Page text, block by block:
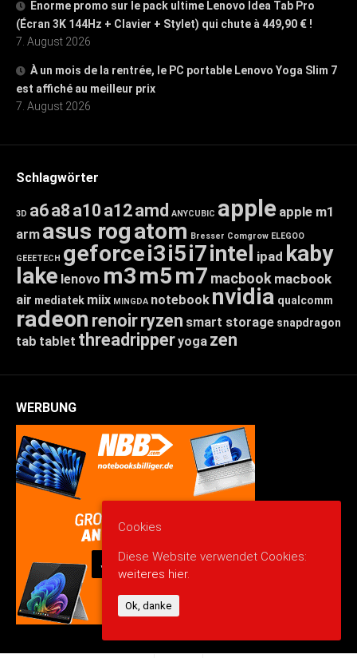
Enorme promo sur le pack ultime Lenovo Idea Tab Pro
(Écran 3K 144Hz + Clavier + Stylet) qui chute à 449,90 € !
7. August 2026
À un mois de la rentrée, le PC portable Lenovo Yoga Slim 7
est affiché au meilleur prix
7. August 2026
Schlagwörter
3D a6a8 a10 a12amd ANYCUBIC apple apple m1
arm asus rogatom Bresser Comgrow ELEGOO
GEEETECH geforcei3i5i7intel ipad kaby
lake lenovo m3m5m7 macbook macbook
air mediatek miix MINGDA notebook nvidia qualcomm
radeon renoirryzen smart storage snapdragon
tab tablet threadripperyoga zen
WERBUNG
Cookies
Diese Website verwendet Cookies:
weiteres hier.
Ok, danke